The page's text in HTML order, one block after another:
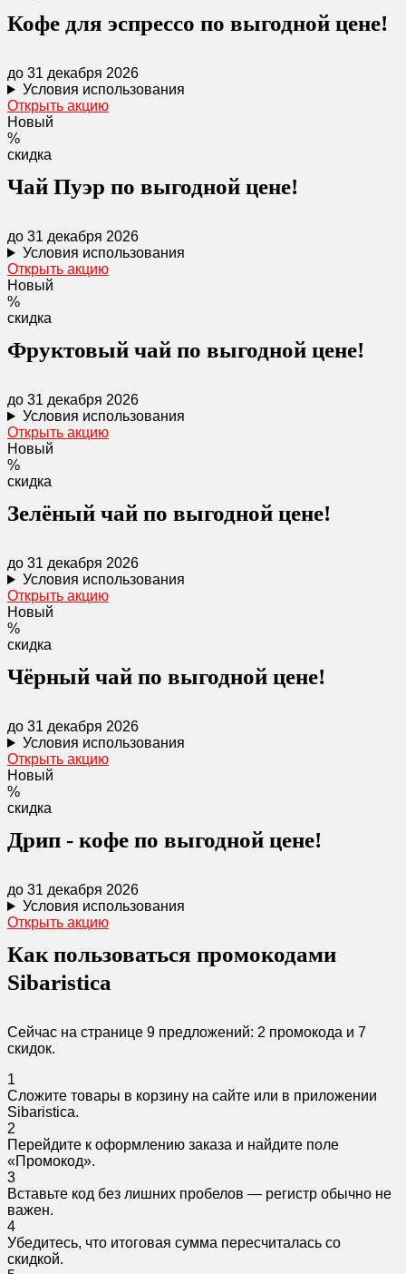
Кофе для эспрессо по выгодной цене!
до 31 декабря 2026
Условия использования
Открыть акцию
Новый
%
скидка
Чай Пуэр по выгодной цене!
до 31 декабря 2026
Условия использования
Открыть акцию
Новый
%
скидка
Фруктовый чай по выгодной цене!
до 31 декабря 2026
Условия использования
Открыть акцию
Новый
%
скидка
Зелёный чай по выгодной цене!
до 31 декабря 2026
Условия использования
Открыть акцию
Новый
%
скидка
Чёрный чай по выгодной цене!
до 31 декабря 2026
Условия использования
Открыть акцию
Новый
%
скидка
Дрип - кофе по выгодной цене!
до 31 декабря 2026
Условия использования
Открыть акцию
Как пользоваться промокодами
Sibaristica
Сейчас на странице 9 предложений: 2 промокода и 7
скидок.
1
Сложите товары в корзину на сайте или в приложении
Sibaristica.
2
Перейдите к оформлению заказа и найдите поле
«Промокод».
3
Вставьте код без лишних пробелов — регистр обычно не
важен.
4
Убедитесь, что итоговая сумма пересчиталась со
скидкой.